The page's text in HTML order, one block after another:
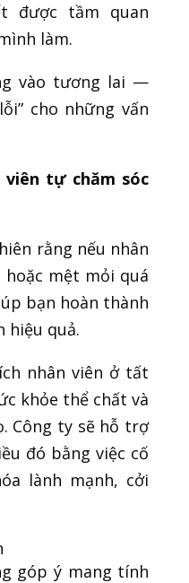
được tầm quan
làm.
vào tương lai —
cho những vấn
viên tự chăm sóc
rằng nếu nhân
mệt mỏi quá
bạn hoàn thành
hiệu quả.
nhân viên ở tất
khỏe thể chất và
Công ty sẽ hỗ trợ
đó bằng việc cố
lành mạnh, cởi
góp ý mang tính